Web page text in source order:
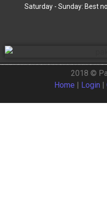
Saturday - Sunday: Best
2018 ©
Home | Login |